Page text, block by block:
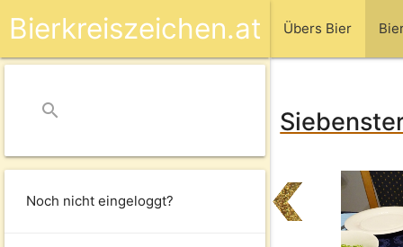
Übers Bier
Bierkreiszeichen.at
search
Noch nicht eingeloggt?